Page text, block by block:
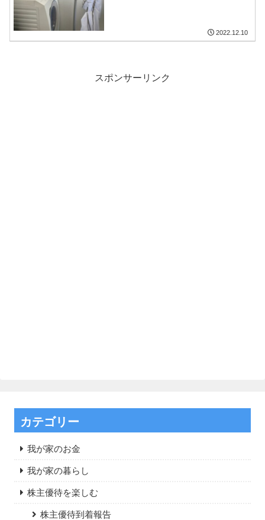
2022.12.10
スポンサーリンク
カテゴリー
我が家のお金
我が家の暮らし
株主優待を楽しむ
株主優待到着報告